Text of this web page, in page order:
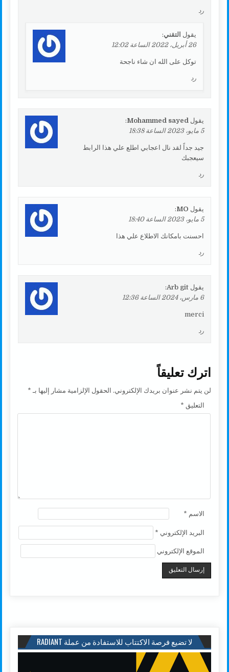
رد
يقول التقني:
26 أبريل، 2022 الساعة 12:02
توكل على الله ان شاء ناجحة
رد
يقول Mohammed sayed
:
5 مايو، 2023 الساعة 18:38
جيد جداً لقد نال اعجابي اطلع علي هذا الرابط
سيعجبك
رد
يقول MO
:
5 مايو، 2023 الساعة 18:40
احسنت بامكانك الاطلاع علي هذا
رد
يقول Arb git
:
6 مارس، 2024 الساعة 12:36
merci
رد
اترك تعليقاً
لن يتم نشر عنوان بريدك الإلكتروني. الحقول الإلزامية مشار إليها بـ *
التعليق *
الاسم *
البريد الإلكتروني *
الموقع الإلكتروني
لا تضيع فرصة الاكتتاب للاستفادة من عملة RADIANT